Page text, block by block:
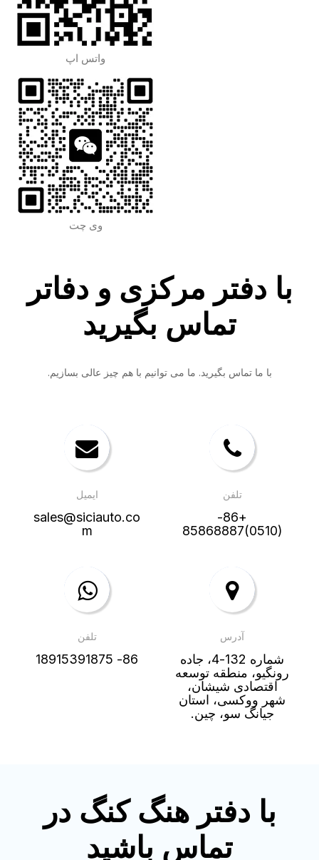
واتس اپ
وی چت
با دفتر مرکزی و دفاتر
تماس بگیرید
با ما تماس بگیرید. ما می توانیم با هم چیز عالی بسازیم.
ایمیل
sales@siciauto.co
m
تلفن
+86-
(0510)85868887
تلفن
86- 18915391875
آدرس
شماره 132-4، جاده
رونگیو، منطقه توسعه
اقتصادی شیشان،
شهر ووکسی، استان
جیانگ سو، چین.
با دفتر هنگ کنگ در
تماس باشید